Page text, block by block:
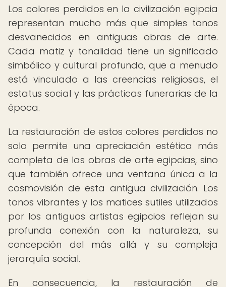
Los colores perdidos en la civilización egipcia
representan mucho más que simples tonos
desvanecidos en antiguas obras de arte.
Cada matiz y tonalidad tiene un significado
simbólico y cultural profundo, que a menudo
está vinculado a las creencias religiosas, el
estatus social y las prácticas funerarias de la
época.
La restauración de estos colores perdidos no
solo permite una apreciación estética más
completa de las obras de arte egipcias, sino
que también ofrece una ventana única a la
cosmovisión de esta antigua civilización. Los
tonos vibrantes y los matices sutiles utilizados
por los antiguos artistas egipcios reflejan su
profunda conexión con la naturaleza, su
concepción del más allá y su compleja
jerarquía social.
En consecuencia, la restauración de